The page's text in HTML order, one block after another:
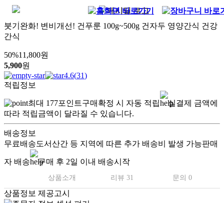
붓기완화! 변비개선! 건푸룬 100g~500g 건자두 영양간식 건강
간식
50%11,800원
5,900원
4.6(31)
적립정보
최대 177포인트구매확정 시 자동 적립
실결제 금액에
따라 적립금액이 달라질 수 있습니다.
배송정보
무료배송도서산간 등 지역에 따른 추가 배송비 발생 가능판매
자 배송 구매 후 2일 이내 배송시작
상품소개 리뷰 31 문의 0
상품정보 제공고시